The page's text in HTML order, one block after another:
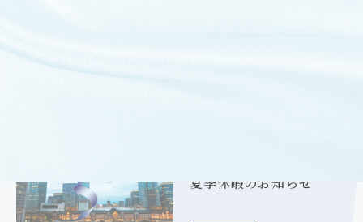
夏季休暇のお知らせ